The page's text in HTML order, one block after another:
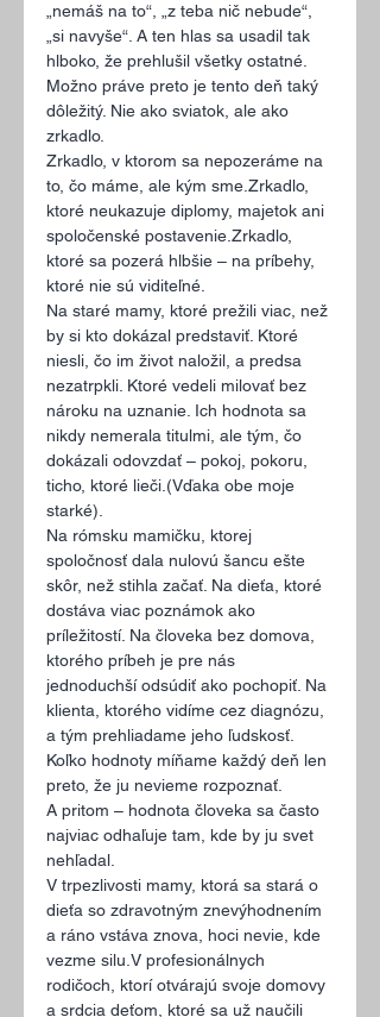
„nemáš na to“, „z teba nič nebude“,
„si navyše“. A ten hlas sa usadil tak
hlboko, že prehlušil všetky ostatné.
Možno práve preto je tento deň taký
dôležitý. Nie ako sviatok, ale ako
zrkadlo.
Zrkadlo, v ktorom sa nepozeráme na
to, čo máme, ale kým sme.Zrkadlo,
ktoré neukazuje diplomy, majetok ani
spoločenské postavenie.Zrkadlo,
ktoré sa pozerá hlbšie – na príbehy,
ktoré nie sú viditeľné.
Na staré mamy, ktoré prežili viac, než
by si kto dokázal predstaviť. Ktoré
niesli, čo im život naložil, a predsa
nezatrpkli. Ktoré vedeli milovať bez
nároku na uznanie. Ich hodnota sa
nikdy nemerala titulmi, ale tým, čo
dokázali odovzdať – pokoj, pokoru,
ticho, ktoré lieči.(Vďaka obe moje
starké).
Na rómsku mamičku, ktorej
spoločnosť dala nulovú šancu ešte
skôr, než stihla začať. Na dieťa, ktoré
dostáva viac poznámok ako
príležitostí. Na človeka bez domova,
ktorého príbeh je pre nás
jednoduchší odsúdiť ako pochopiť. Na
klienta, ktorého vidíme cez diagnózu,
a tým prehliadame jeho ľudskosť.
Koľko hodnoty míňame každý deň len
preto, že ju nevieme rozpoznať.
A pritom – hodnota človeka sa často
najviac odhaľuje tam, kde by ju svet
nehľadal.
V trpezlivosti mamy, ktorá sa stará o
dieťa so zdravotným znevýhodnením
a ráno vstáva znova, hoci nevie, kde
vezme silu.V profesionálnych
rodičoch, ktorí otvárajú svoje domovy
a srdcia deťom, ktoré sa už naučili